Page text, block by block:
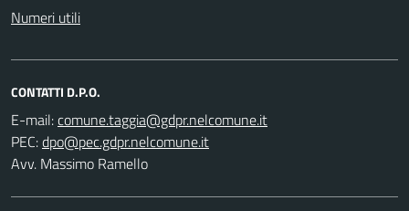
Numeri utili
CONTATTI D.P.O.
E-mail:
PEC:
Avv. Massimo Ramello